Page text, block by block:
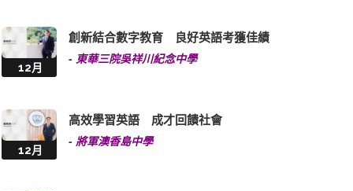
12月
創新結合數字教育 良好英語考獲佳績
- 東華三院吳祥川紀念中學
12月
高效學習英語 成才回饋社會
- 將軍澳香島中學